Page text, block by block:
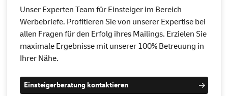
Unser Experten Team für Einsteiger im Bereich
Werbebriefe. Profitieren Sie von unserer Expertise bei
allen Fragen für den Erfolg ihres Mailings. Erzielen Sie
maximale Ergebnisse mit unserer 100% Betreuung in
Ihrer Nähe.
Einsteigerberatung kontaktieren